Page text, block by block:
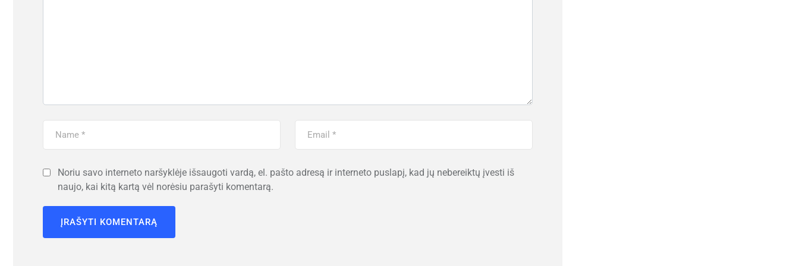
Noriu savo interneto naršyklėje išsaugoti vardą, el. pašto adresą ir interneto puslapį, kad jų nebereiktų įvesti iš
naujo, kai kitą kartą vėl norėsiu parašyti komentarą.